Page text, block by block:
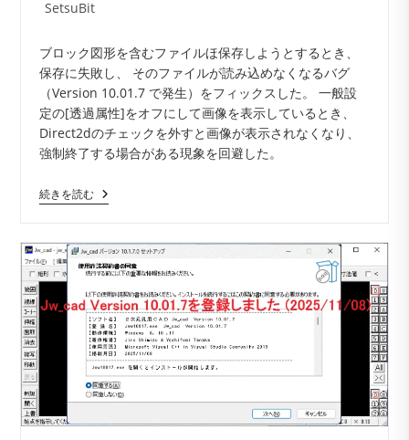
公
日:
ゴ
リ
ー:
ン
ト:
投
者:
SetsuBit
ブロック図形を含むファイルほ保存しようとするとき、
保存に失敗し、 そのファイルが読み込めなくなるバグ
（Version 10.01.7 で発生）をフィックスした。 一般設
定の[透過属性]をオフにして画像を表示しているとき、
Direct2dのチェックを外すと画像が表示されなくなり、
強制終了する場合がある現象を回避した。
続きを読むJw_cad
Version
登
録
さ
れ
ま
し
た
(2025/11/15)